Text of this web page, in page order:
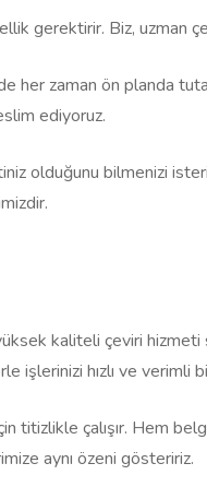
gerektirir. Biz, uzman
zaman ön planda
ediyoruz.
olduğunu bilmenizi
kaliteli çeviri
hızlı ve verimli
titizlikle çalışır. Hem
aynı özeni gösteririz.